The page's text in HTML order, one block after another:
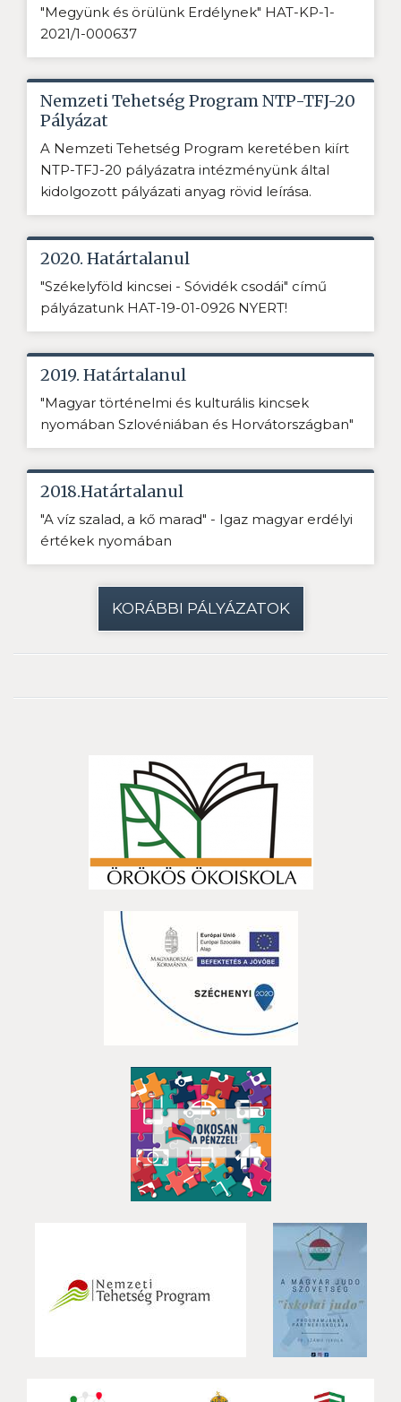
"Megyünk és örülünk Erdélynek" HAT-KP-1-
2021/1-000637
Nemzeti Tehetség Program NTP-TFJ-20
Pályázat
A Nemzeti Tehetség Program keretében kiírt
NTP-TFJ-20 pályázatra intézményünk által
kidolgozott pályázati anyag rövid leírása.
2020. Határtalanul
"Székelyföld kincsei - Sóvidék csodái" című
pályázatunk HAT-19-01-0926 NYERT!
2019. Határtalanul
"Magyar történelmi és kulturális kincsek
nyomában Szlovéniában és Horvátországban"
2018.Határtalanul
"A víz szalad, a kő marad" - Igaz magyar erdélyi
értékek nyomában
KORÁBBI PÁLYÁZATOK